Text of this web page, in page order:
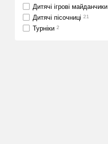
Дитячі ігрові майданчики
Дитячі пісочниці 21
Турніки 2